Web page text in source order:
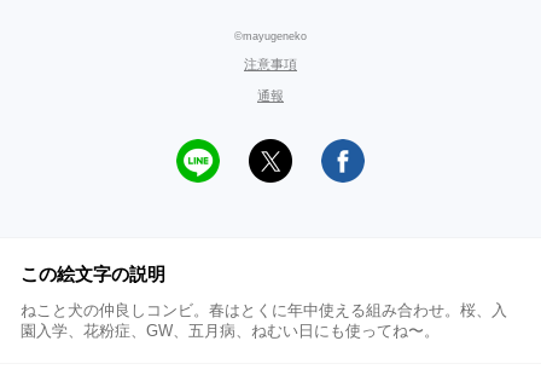
©mayugeneko
注意事項
通報
この絵文字の説明
ねこと犬の仲良しコンビ。春はとくに年中使える組み合わせ。桜、入
園入学、花粉症、GW、五月病、ねむい日にも使ってね〜。